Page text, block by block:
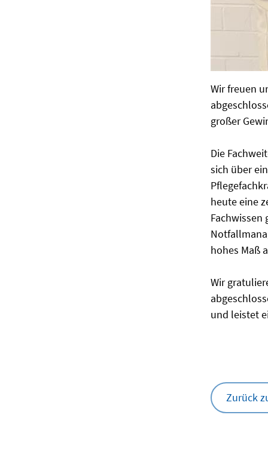
Wir freuen
großer
Die
sich über
heute eine
Fachwissen
hohes Maß
Wir
und leistet
Zurück